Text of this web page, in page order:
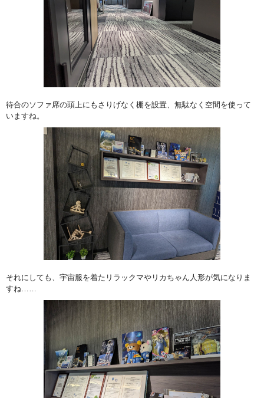
待合のソファ席の頭上にもさりげなく棚を設置、無駄なく空間を使って
いますね。
それにしても、宇宙服を着たリラックマやリカちゃん人形が気になりま
すね……